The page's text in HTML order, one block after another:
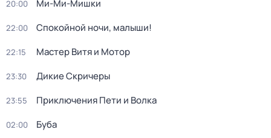
20:00 Ми-Ми-Мишки
22:00 Спокойной ночи, малыши!
22:15 Мастер Витя и Мотор
23:30 Дикие Скричеры
23:55 Приключения Пети и Волка
02:00 Буба